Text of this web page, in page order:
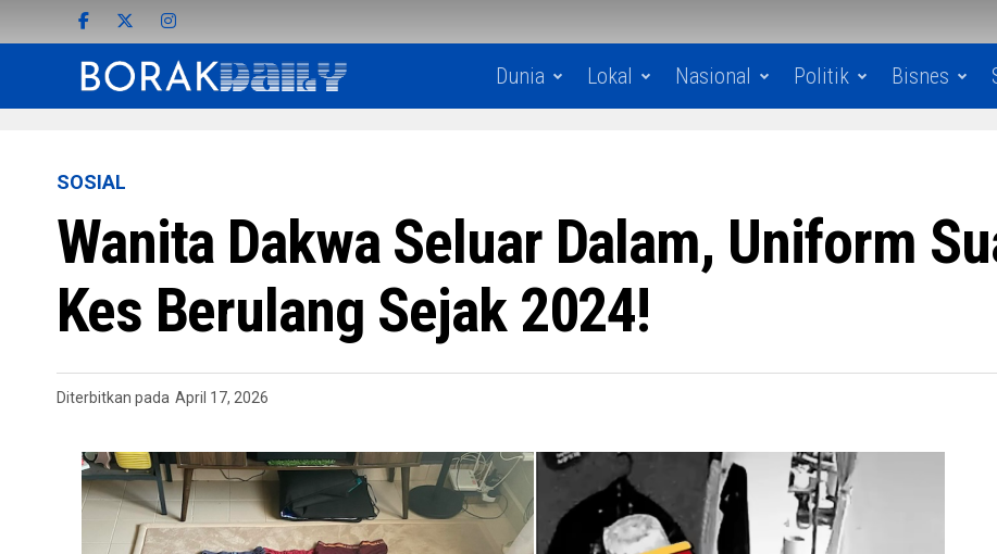
Dunia Lokal Nasional Politik Bisnes
SOSIAL
Wanita Dakwa Seluar Dalam, Uniform
Kes Berulang Sejak 2024!
Diterbitkan pada April 17, 2026